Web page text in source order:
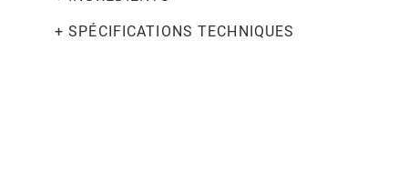
+ SPÉCIFICATIONS TECHNIQUES